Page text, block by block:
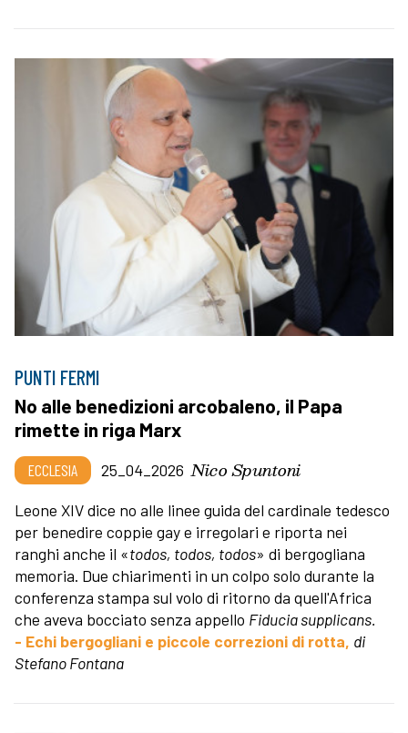
PUNTI FERMI
No alle benedizioni arcobaleno, il Papa
rimette in riga Marx
ECCLESIA 25_04_2026 Nico Spuntoni
Leone XIV dice no alle linee guida del cardinale tedesco
per benedire coppie gay e irregolari e riporta nei
ranghi anche il «todos, todos, todos» di bergogliana
memoria. Due chiarimenti in un colpo solo durante la
conferenza stampa sul volo di ritorno da quell'Africa
che aveva bocciato senza appello Fiducia supplicans.
- Echi bergogliani e piccole correzioni di rotta, di
Stefano Fontana